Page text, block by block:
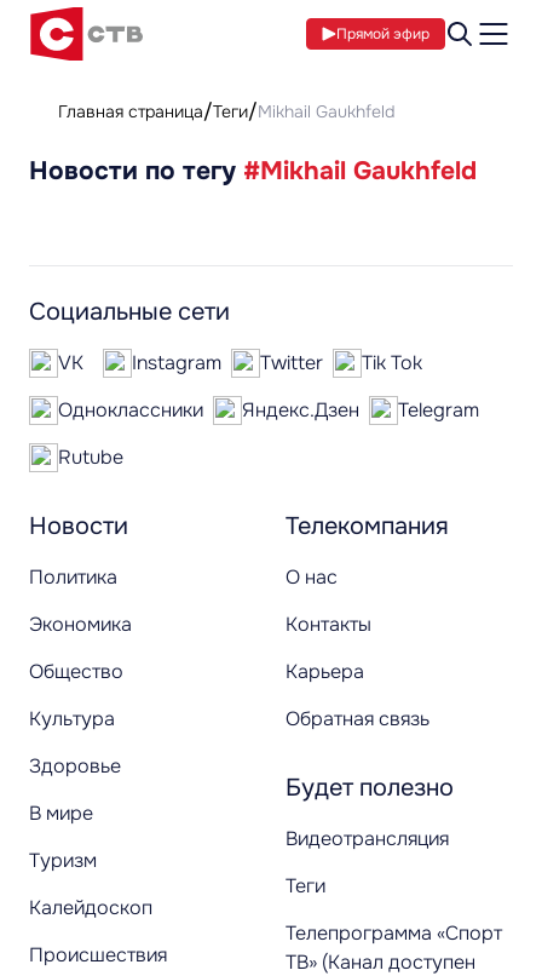
Прямой эфир
Главная страница Теги Mikhail Gaukhfeld
Новости по тегу #Mikhail Gaukhfeld
Новости
Политика
Экономика
Общество
Культура
Здоровье
В мире
Туризм
Калейдоскоп
Происшествия
Телекомпания
О нас
Контакты
Карьера
Обратная связь
Будет полезно
Видеотрансляция
Теги
Телепрограмма «Спорт
ТВ» (Канал доступен
Социальные сети
VK Instagram Twitter
Tik Tok
Одноклассники
Яндекс.Дзен
Telegram
Rutube